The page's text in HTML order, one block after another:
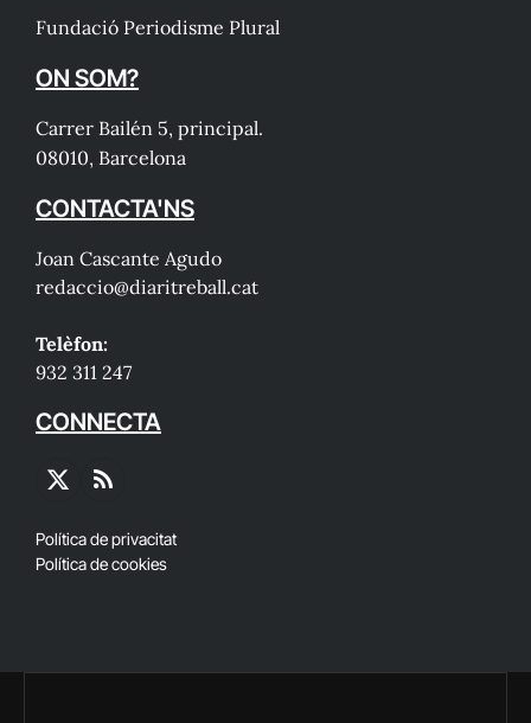
Fundació Periodisme Plural
ON SOM?
Carrer Bailén 5, principal.
08010, Barcelona
CONTACTA'NS
Joan Cascante Agudo
redaccio@diaritreball.cat
Telèfon:
932 311 247
CONNECTA
X
RSS
Política de privacitat
Política de cookies